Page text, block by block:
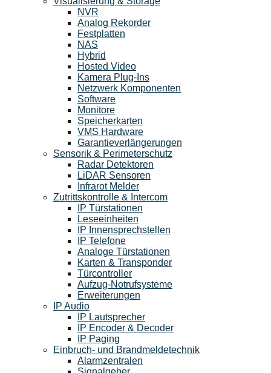
NVR
Analog Rekorder
Festplatten
NAS
Hybrid
Hosted Video
Kamera Plug-Ins
Netzwerk Komponenten
Software
Monitore
Speicherkarten
VMS Hardware
Garantieverlängerungen
Sensorik & Perimeterschutz
Radar Detektoren
LiDAR Sensoren
Infrarot Melder
Zutrittskontrolle & Intercom
IP Türstationen
Leseeinheiten
IP Innensprechstellen
IP Telefone
Analoge Türstationen
Karten & Transponder
Türcontroller
Aufzug-Notrufsysteme
Erweiterungen
IP Audio
IP Lautsprecher
IP Encoder & Decoder
IP Paging
Einbruch- und Brandmeldetechnik
Alarmzentralen